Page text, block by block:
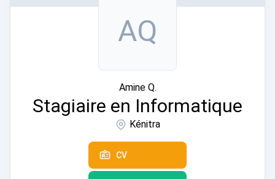
AQ
Amine Q.
Stagiaire en Informatique
Kénitra
CV